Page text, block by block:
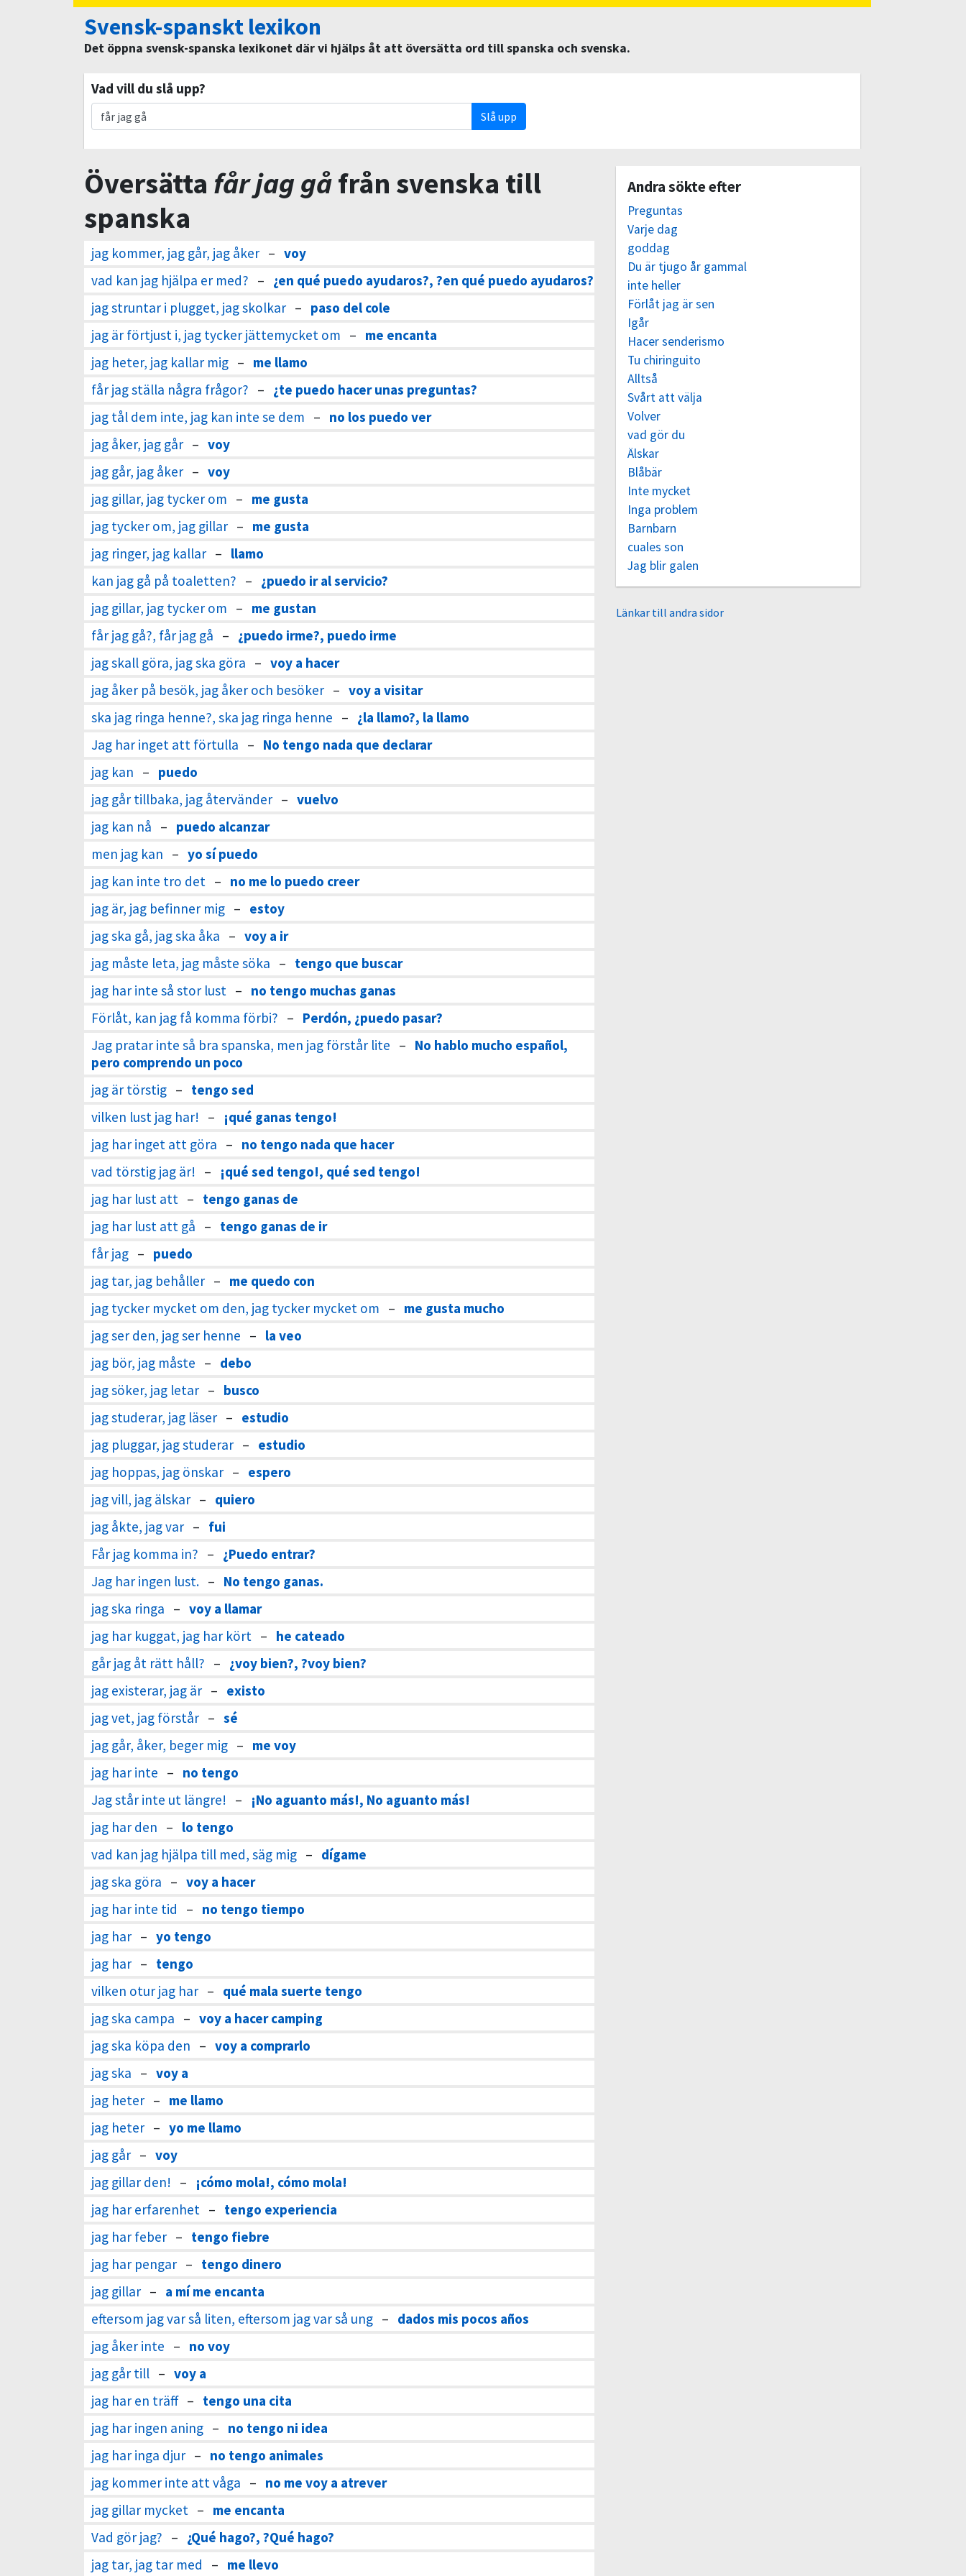
Svensk-spanskt lexikon
Det öppna svensk-spanska lexikonet där vi hjälps åt att översätta ord till spanska och svenska.
Vad vill du slå upp?
Slå upp
Översätta får jag gåfrån svenska till
spanska
jag kommer, jag går, jag åker – voy
vad kan jag hjälpa er med? – ¿en qué puedo ayudaros?, ?en qué puedo ayudaros?
jag struntar i plugget, jag skolkar – paso del cole
jag är förtjust i, jag tycker jättemycket om – me encanta
jag heter, jag kallar mig – me llamo
får jag ställa några frågor? – ¿te puedo hacer unas preguntas?
jag tål dem inte, jag kan inte se dem – no los puedo ver
jag åker, jag går – voy
jag går, jag åker – voy
jag gillar, jag tycker om – me gusta
jag tycker om, jag gillar – me gusta
jag ringer, jag kallar – llamo
kan jag gå på toaletten? – ¿puedo ir al servicio?
jag gillar, jag tycker om – me gustan
får jag gå?, får jag gå – ¿puedo irme?, puedo irme
jag skall göra, jag ska göra – voy a hacer
jag åker på besök, jag åker och besöker – voy a visitar
ska jag ringa henne?, ska jag ringa henne – ¿la llamo?, la llamo
Jag har inget att förtulla – No tengo nada que declarar
jag kan – puedo
jag går tillbaka, jag återvänder – vuelvo
jag kan nå – puedo alcanzar
men jag kan – yo sí puedo
jag kan inte tro det – no me lo puedo creer
jag är, jag befinner mig – estoy
jag ska gå, jag ska åka – voy a ir
jag måste leta, jag måste söka – tengo que buscar
jag har inte så stor lust – no tengo muchas ganas
Förlåt, kan jag få komma förbi? – Perdón, ¿puedo pasar?
Jag pratar inte så bra spanska, men jag förstår lite – No hablo mucho español,
pero comprendo un poco
jag är törstig – tengo sed
vilken lust jag har! –
¡qué ganas tengo!
jag har inget att göra – no tengo nada que hacer
vad törstig jag är! –
¡qué sed tengo!, qué sed tengo!
jag har lust att – tengo ganas de
jag har lust att gå – tengo ganas de ir
får jag – puedo
jag tar, jag behåller – me quedo con
jag tycker mycket om den, jag tycker mycket om – me gusta mucho
jag ser den, jag ser henne – la veo
jag bör, jag måste – debo
jag söker, jag letar – busco
jag studerar, jag läser – estudio
jag pluggar, jag studerar – estudio
jag hoppas, jag önskar – espero
jag vill, jag älskar – quiero
jag åkte, jag var – fui
Får jag komma in? – ¿Puedo entrar?
Jag har ingen lust. – No tengo ganas.
jag ska ringa – voy a llamar
jag har kuggat, jag har kört – he cateado
går jag åt rätt håll? – ¿voy bien?, ?voy bien?
jag existerar, jag är – existo
jag vet, jag förstår – sé
jag går, åker, beger mig – me voy
jag har inte – no tengo
Jag står inte ut längre! –
¡No aguanto más!, No aguanto más!
jag har den – lo tengo
vad kan jag hjälpa till med, säg mig – dígame
jag ska göra – voy a hacer
jag har inte tid
– no tengo tiempo
jag har – yo tengo
jag har – tengo
vilken otur jag har – qué mala suerte tengo
jag ska campa – voy a hacer camping
jag ska köpa den – voy a comprarlo
jag ska – voy a
jag heter – me llamo
jag heter – yo me llamo
jag går – voy
jag gillar den! –
¡cómo mola!, cómo mola!
jag har erfarenhet – tengo experiencia
jag har feber – tengo fiebre
jag har pengar – tengo dinero
jag gillar – a mí me encanta
eftersom jag var så liten, eftersom jag var så ung – dados mis pocos años
jag åker inte – no voy
jag går till – voy a
jag har en träff – tengo una cita
jag har ingen aning – no tengo ni idea
jag har inga djur – no tengo animales
jag kommer inte att våga – no me voy a atrever
jag gillar mycket – me encanta
Vad gör jag? – ¿Qué hago?, ?Qué hago?
jag tar, jag tar med
– me llevo
Andra sökte efter
Preguntas
Varje dag
goddag
Du är tjugo år gammal
inte heller
Förlåt jag är sen
Igår
Hacer senderismo
Tu chiringuito
Alltså
Svårt att välja
Volver
vad gör du
Älskar
Blåbär
Inte mycket
Inga problem
Barnbarn
cuales son
Jag blir galen
Länkar till andra sidor